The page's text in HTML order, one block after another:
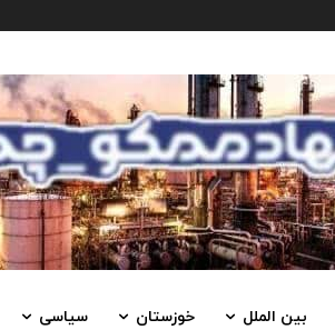
بین الملل خوزستان سیاسی